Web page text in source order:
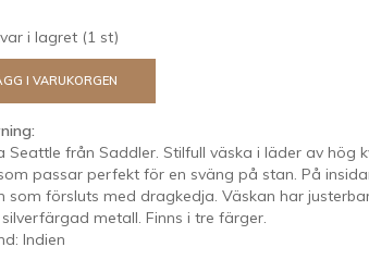
i lagret (1 st)
I VARUKORGEN
Seattle från Saddler. Stilfull väska i läder av hög
passar perfekt för en sväng på stan. På
som försluts med dragkedja. Väskan har
metall. Finns i tre färger.
Indien